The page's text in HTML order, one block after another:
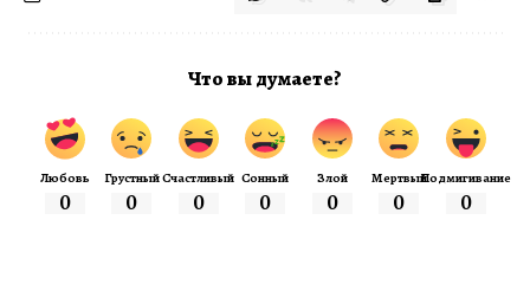
Что вы думаете?
Любовь
0
Грустный
0
Счастливый
0
Сонный
0
Злой
0
Мертвый
0
Подмигивание
0